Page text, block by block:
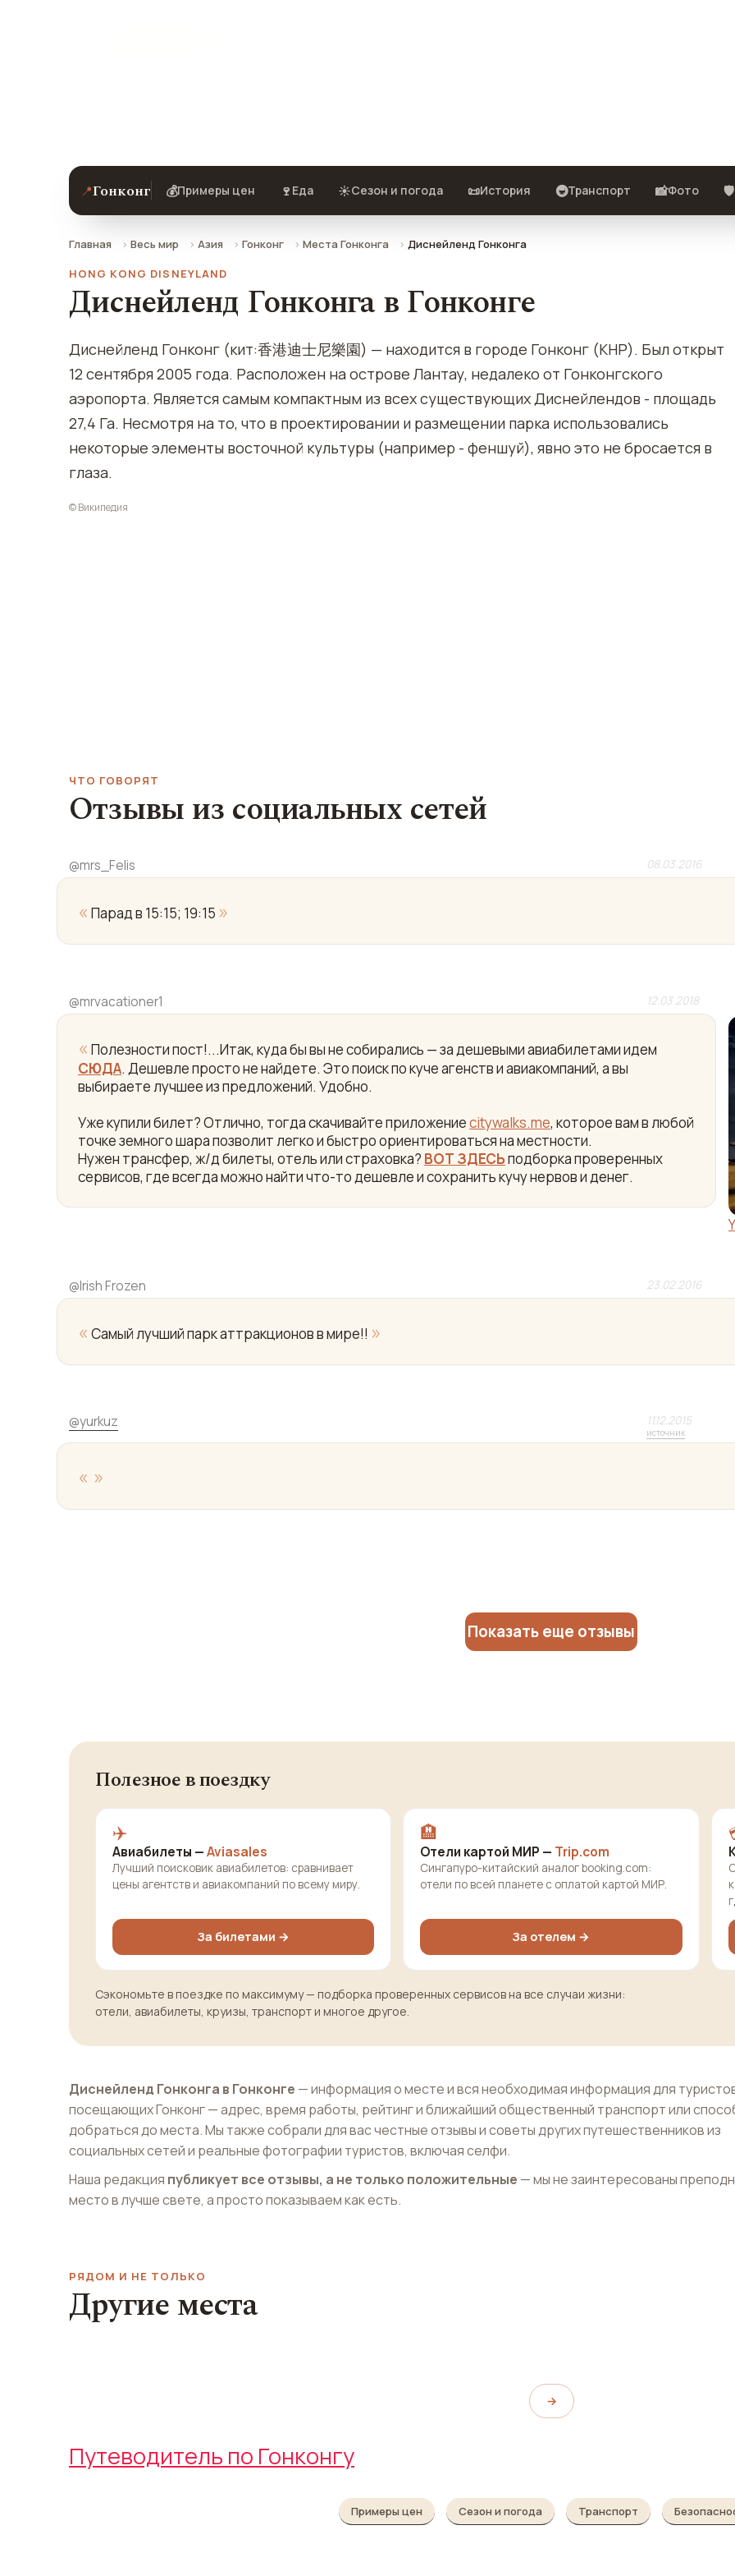
📍Гонконг 💰Примеры цен 🍷 Еда ☀️Сезон и погода 📜История 🚇Транспорт 📸Фото 🛡️
Главная Весь мир Азия Гонконг Места Гонконга
Диснейленд Гонконга
HONG KONG DISNEYLAND
Диснейленд Гонконга в Гонконге
Диснейленд Гонконг (кит:香港迪士尼樂園) — находится в городе Гонконг (КНР). Был открыт
12 сентября 2005 года. Расположен на острове Лантау, недалеко от Гонконгского
аэропорта. Является самым компактным из всех существующих Диснейлендов - площадь
27,4 Га. Несмотря на то, что в проектировании и размещении парка использовались
некоторые элементы восточной культуры (например - феншуй), явно это не бросается в
глаза.
© Википедия
ЧТО ГОВОРЯТ
Отзывы из социальных сетей
@mrs_Felis 08.03.2016
« Парад в 15:15; 19:15 »
@mrvacationer1 12.03.2018
« Полезности пост!...Итак, куда бы вы не собирались — за дешевыми авиабилетами идем
СЮДА. Дешевле просто не найдете. Это поиск по куче агенств и авиакомпаний, а вы
выбираете лучшее из предложений. Удобно.
Уже купили билет? Отлично, тогда скачивайте приложениеcitywalks.me, которое вам в любой
точке земного шара позволит легко и быстро ориентироваться на местности.
Нужен трансфер, ж/д билеты, отель или страховка? ВОТ ЗДЕСЬподборка проверенных
сервисов, где всегда можно найти что-то дешевле и сохранить кучу нервов и денег.
@Irish Frozen 23.02.2016
« Самый лучший парк аттракционов в мире!! »
@yurkuz 11.12.2015
источник
« »
Показать еще отзывы
Полезное в поездку
✈️
Авиабилеты —Aviasales
Лучший поисковик авиабилетов: сравнивает
цены агентств и авиакомпаний по всему миру.
За билетами →
🏨
Отели картой МИР — Trip.com
Сингапуро-китайский аналог booking.com:
отели по всей планете с оплатой картой МИР.
За отелем →
Сэкономьте в поездке по максимуму — подборка проверенных сервисов на все случаи жизни:
отели, авиабилеты, круизы, транспорт и многое другое.
Диснейленд Гонконга в Гонконге — информация о месте и вся необходимая информация для
посещающих Гонконг — адрес, время работы, рейтинг и ближайший общественный транспорт или
добраться до места. Мы также собрали для вас честные отзывы и советы других путешественников из
социальных сетей и реальные фотографии туристов, включая селфи.
Наша редакция публикует все отзывы, а не только положительные — мы не заинтересованы
место в лучше свете, а просто показываем как есть.
РЯДОМ И НЕ ТОЛЬКО
Другие места
Бар Le Boudoir
→
Путеводитель по Гонконгу
Примеры цен Сезон и погода Транспорт